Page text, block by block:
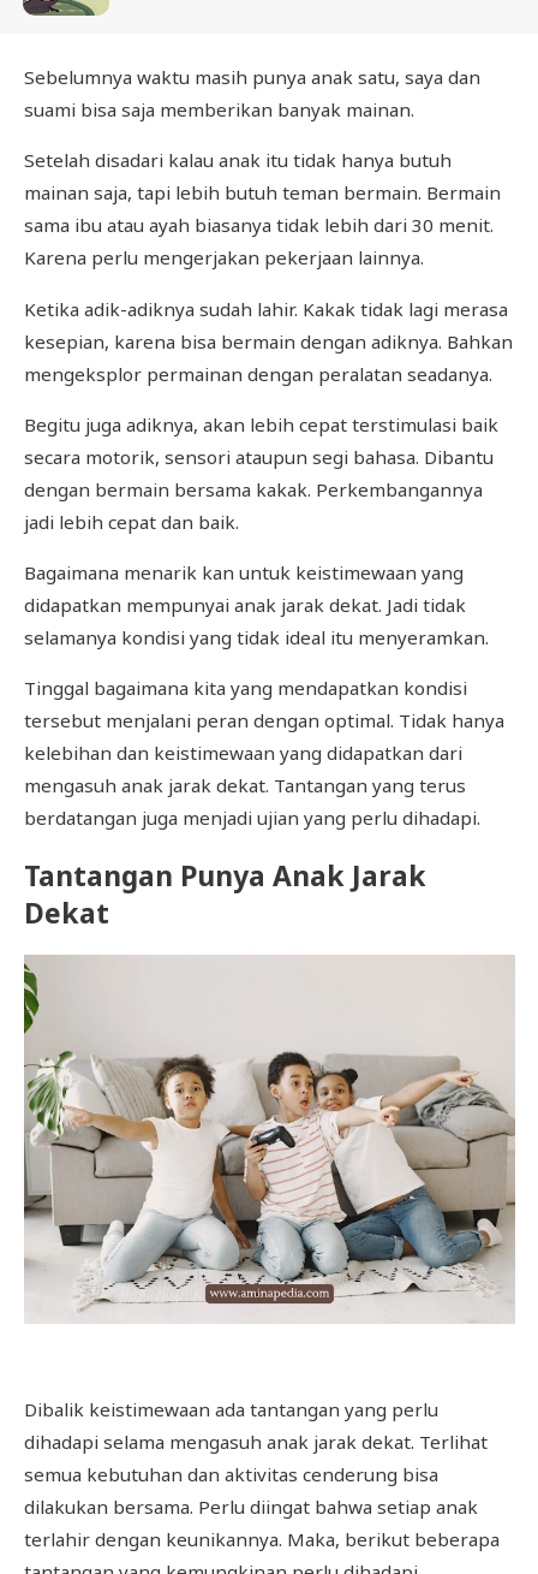
Sebelumnya waktu masih punya anak satu, saya dan
suami bisa saja memberikan banyak mainan.
Setelah disadari kalau anak itu tidak hanya butuh
mainan saja, tapi lebih butuh teman bermain. Bermain
sama ibu atau ayah biasanya tidak lebih dari 30 menit.
Karena perlu mengerjakan pekerjaan lainnya.
Ketika adik-adiknya sudah lahir. Kakak tidak lagi merasa
kesepian, karena bisa bermain dengan adiknya. Bahkan
mengeksplor permainan dengan peralatan seadanya.
Begitu juga adiknya, akan lebih cepat terstimulasi baik
secara motorik, sensori ataupun segi bahasa. Dibantu
dengan bermain bersama kakak. Perkembangannya
jadi lebih cepat dan baik.
Bagaimana menarik kan untuk keistimewaan yang
didapatkan mempunyai anak jarak dekat. Jadi tidak
selamanya kondisi yang tidak ideal itu menyeramkan.
Tinggal bagaimana kita yang mendapatkan kondisi
tersebut menjalani peran dengan optimal. Tidak hanya
kelebihan dan keistimewaan yang didapatkan dari
mengasuh anak jarak dekat. Tantangan yang terus
berdatangan juga menjadi ujian yang perlu dihadapi.
Tantangan Punya Anak Jarak
Dekat
Dibalik keistimewaan ada tantangan yang perlu
dihadapi selama mengasuh anak jarak dekat. Terlihat
semua kebutuhan dan aktivitas cenderung bisa
dilakukan bersama. Perlu diingat bahwa setiap anak
terlahir dengan keunikannya. Maka, berikut beberapa